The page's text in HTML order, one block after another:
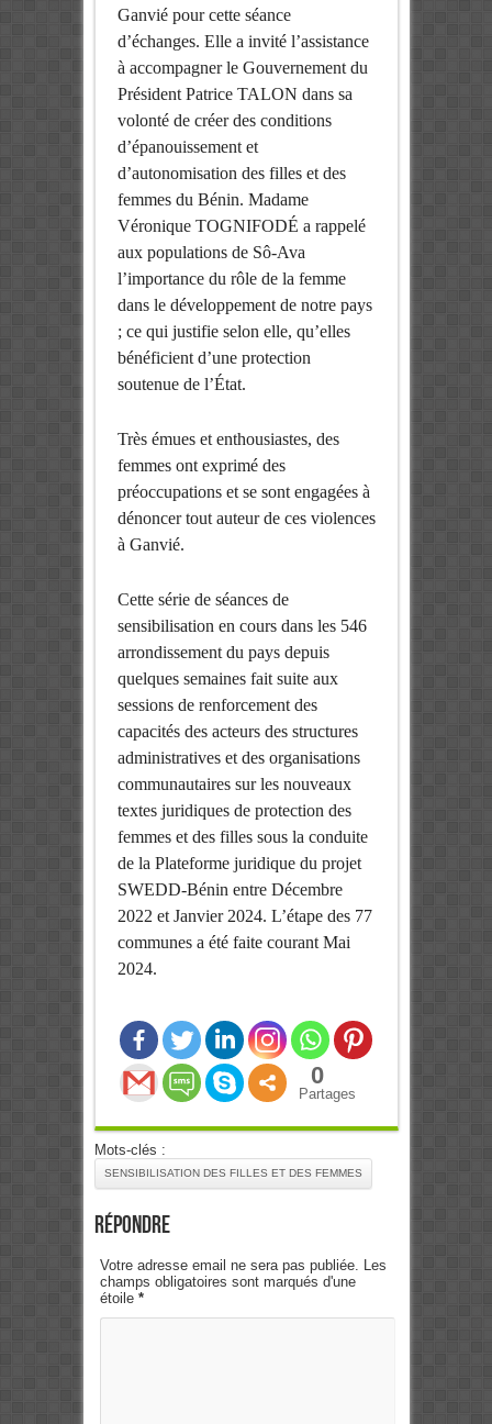
Ganvié pour cette séance
d’échanges. Elle a invité l’assistance
à accompagner le Gouvernement du
Président Patrice TALON dans sa
volonté de créer des conditions
d’épanouissement et
d’autonomisation des filles et des
femmes du Bénin. Madame
Véronique TOGNIFODÉ a rappelé
aux populations de Sô-Ava
l’importance du rôle de la femme
dans le développement de notre pays
; ce qui justifie selon elle, qu’elles
bénéficient d’une protection
soutenue de l’État.
Très émues et enthousiastes, des
femmes ont exprimé des
préoccupations et se sont engagées à
dénoncer tout auteur de ces violences
à Ganvié.
Cette série de séances de
sensibilisation en cours dans les 546
arrondissement du pays depuis
quelques semaines fait suite aux
sessions de renforcement des
capacités des acteurs des structures
administratives et des organisations
communautaires sur les nouveaux
textes juridiques de protection des
femmes et des filles sous la conduite
de la Plateforme juridique du projet
SWEDD-Bénin entre Décembre
2022 et Janvier 2024. L’étape des 77
communes a été faite courant Mai
2024.
0
Partages
Mots-clés :
SENSIBILISATION DES FILLES ET DES FEMMES
Répondre
Votre adresse email ne sera pas publiée. Les
champs obligatoires sont marqués d'une
étoile *